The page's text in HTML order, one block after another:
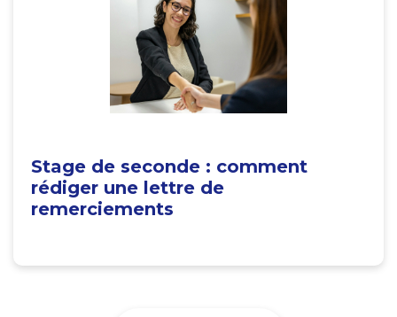
Stage de seconde : comment
rédiger une lettre de
remerciements